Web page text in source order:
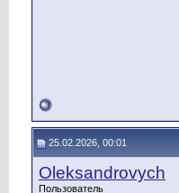
25.02.2026, 00:01
Oleksandrovych
Пользователь